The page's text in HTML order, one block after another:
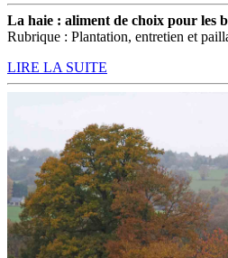
La haie : aliment de choix pour les
Rubrique : Plantation, entretien et
LIRE LA SUITE